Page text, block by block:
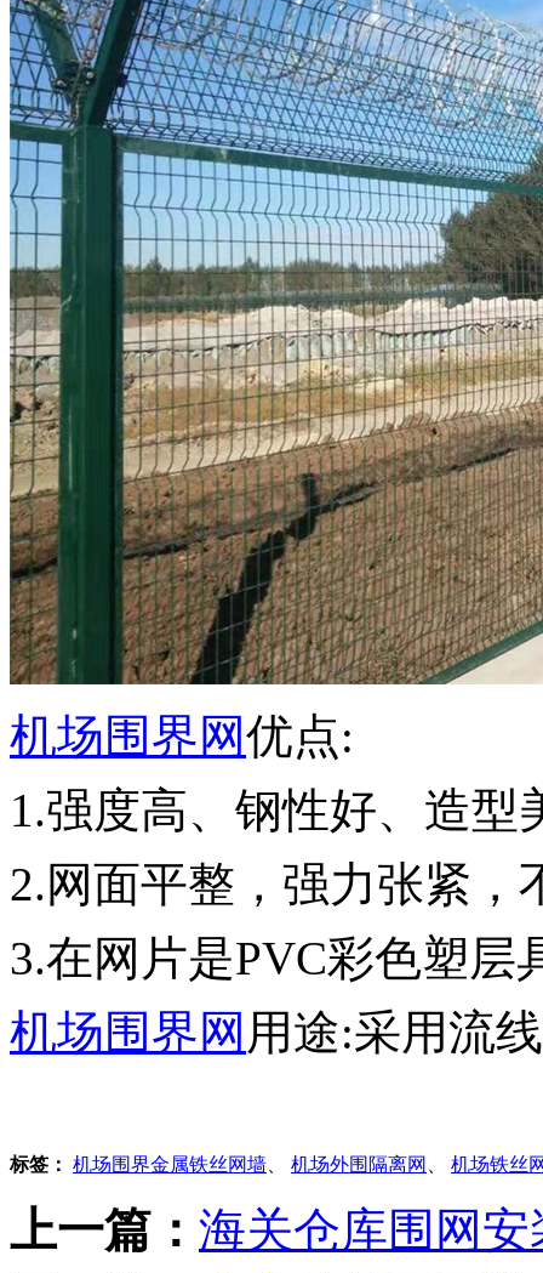
机场围界网优点:
1.强度高、钢性好、造型
2.网面平整，强力张紧，
3.在网片是PVC彩色塑
机场围界网 用途:采用流
标签： 机场围界金属铁丝网墙 机场外围隔离网 机场铁丝
上一篇： 海关仓库围网安